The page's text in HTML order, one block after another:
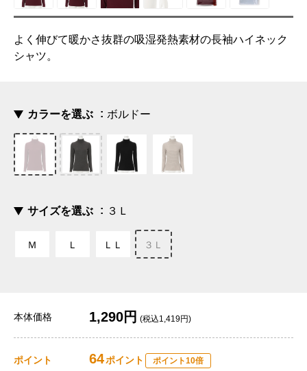
よく伸びて暖かさ抜群の吸湿発熱素材の長袖ハイネック
シャツ。
カラーを選ぶ ボルドー
サイズを選ぶ ３Ｌ
Ｍ Ｌ ＬＬ ３Ｌ
本体価格 1,290円 (税込1,419円)
ポイント 64ポイント ポイント10倍